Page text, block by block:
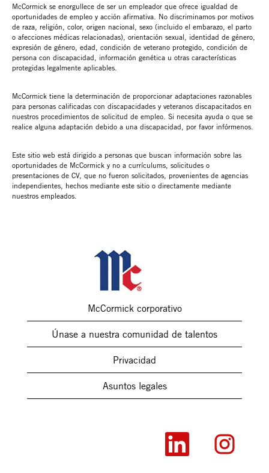
McCormick se enorgullece de ser un empleador que ofrece igualdad de
oportunidades de empleo y acción afirmativa. No discriminamos por motivos
de raza, religión, color, origen nacional, sexo (incluido el embarazo, el parto
o afecciones médicas relacionadas), orientación sexual, identidad de género,
expresión de género, edad, condición de veterano protegido, condición de
persona con discapacidad, información genética u otras características
protegidas legalmente aplicables.
McCormick tiene la determinación de proporcionar adaptaciones razonables
para personas calificadas con discapacidades y veteranos discapacitados en
nuestros procedimientos de solicitud de empleo. Si necesita ayuda o que se
realice alguna adaptación debido a una discapacidad, por favor infórmenos.
Este sitio web está dirigido a personas que buscan información sobre las
oportunidades de McCormick y no a currículums, solicitudes o
presentaciones de CV, que no fueron solicitados, provenientes de agencias
independientes, hechos mediante este sitio o directamente mediante
nuestros empleados.
McCormick corporativo
Únase a nuestra comunidad de talentos
Privacidad
Asuntos legales
S
a